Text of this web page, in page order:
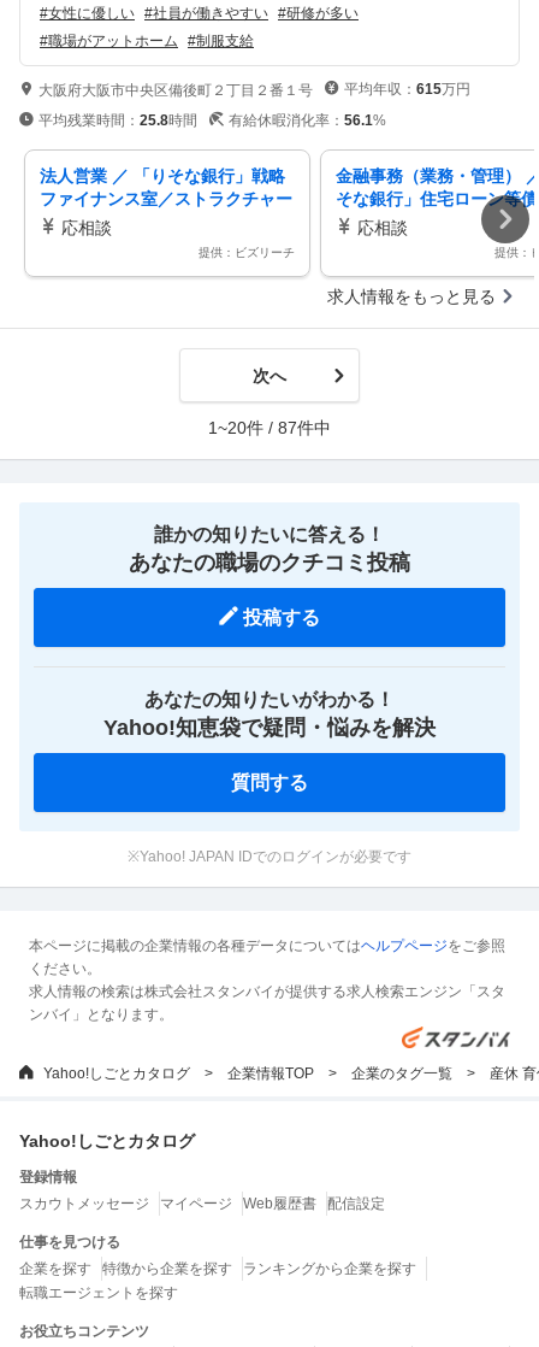
#女性に優しい #社員が働きやすい #研修が多い
#職場がアットホーム #制服支給
大阪府大阪市中央区備後町２丁目２番１号 平均年収： 615万円
平均残業時間： 25.8時間 有給休暇消化率： 56.1%
法人営業 ／ 「りそな銀行」戦略
ファイナンス室／ストラクチャー
ドファイナンス業務（フロント業
応相談
提供：ビズリーチ
金融事務（業務・管理）
そな銀行」住宅ローン等
担当（大阪）
応相談
提供：
求人情報をもっと見る
次へ
1~20件 / 87件中
誰かの知りたいに答える！
あなたの職場のクチコミ投稿
投稿する
あなたの知りたいがわかる！
Yahoo!知恵袋で疑問・悩みを解決
質問する
※Yahoo! JAPAN IDでのログインが必要です
本ページに掲載の企業情報の各種データについてはヘルプページをご参照
ください。
求人情報の検索は株式会社スタンバイが提供する求人検索エンジン「スタ
ンバイ」となります。
Yahoo!しごとカタログ 企業情報TOP 企業のタグ一覧 産休
Yahoo!しごとカタログ
登録情報
スカウトメッセージ
マイページ Web履歴書 配信設定
仕事を見つける
企業を探す
特徴から企業を探す
ランキングから企業を探す
転職エージェントを探す
お役立ちコンテンツ